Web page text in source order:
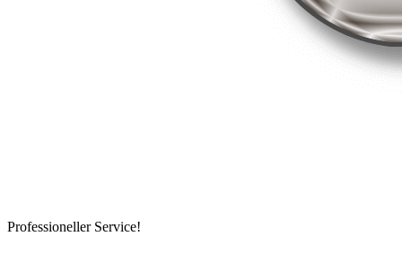
Professioneller Service!